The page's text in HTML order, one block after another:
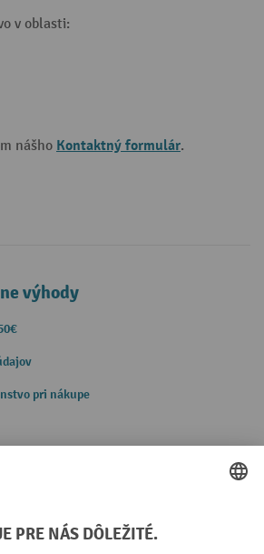
v oblasti:
nášho Kontaktný formulár.
výhody
pri nákupe
(Visa)